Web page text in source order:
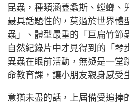
昆蟲，種類涵蓋螽斯、螳螂、
最具話題性的，莫過於世界體
蟲」、體型最重的「巨扁竹節
自然紀錄片中才見得到的「琴
異蟲在眼前活動，無疑是一堂
命教育課，讓小朋友親身感受
意猶未盡的話，上屆備受追捧